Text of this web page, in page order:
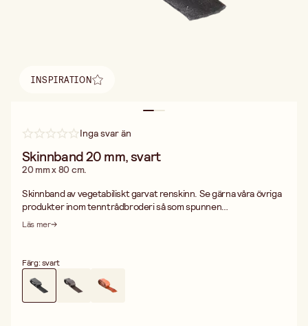
INSPIRATION
Hitta inspiration
Inga svar än
Skinnband 20 mm, svart
20 mm x 80 cm.
Skinnband av vegetabiliskt garvat renskinn. Se gärna våra övriga
produkter inom tenntrådbroderi så som spunnen
koppartråd/tenntråd, skinnband, skinn etc.
Läs mer
Färg: svart